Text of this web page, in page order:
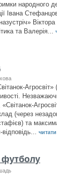
народного
Івана
та Валерія...
(через
та
футболу